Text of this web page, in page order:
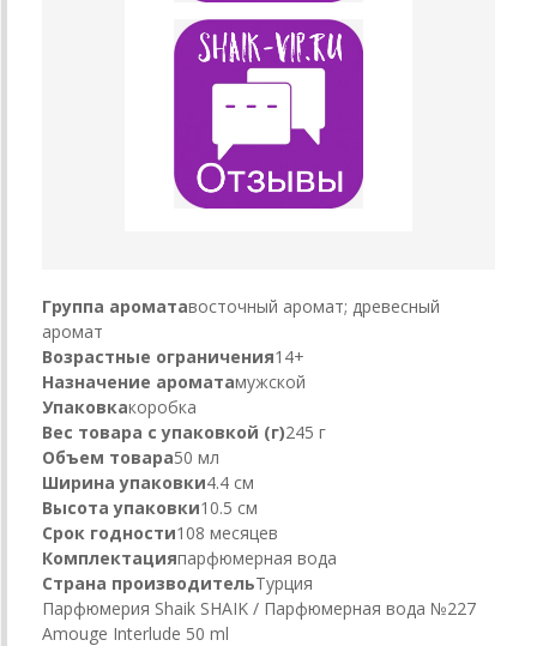
Группа ароматавосточный аромат; древесный
аромат
Возрастные ограничения14+
Назначение ароматамужской
Упаковкакоробка
Вес товара с упаковкой (г)245 г
Объем товара50 мл
Ширина упаковки4.4 см
Высота упаковки10.5 см
Срок годности108 месяцев
Комплектацияпарфюмерная вода
Страна производительТурция
Парфюмерия Shaik SHAIK / Парфюмерная вода №227
Amouge Interlude 50 ml